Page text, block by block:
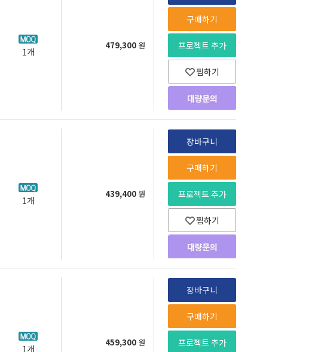
1개
479,300 원
구매하기
프로젝트 추가
찜하기
1개
439,400 원
장바구니
구매하기
프로젝트 추가
찜하기
1개
459,300 원
장바구니
구매하기
프로젝트 추가